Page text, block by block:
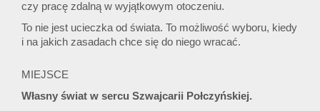
czy pracę zdalną w wyjątkowym otoczeniu.
To nie jest ucieczka od świata. To możliwość wyboru, kiedy
i na jakich zasadach chce się do niego wracać.
MIEJSCE
Własny świat w sercu Szwajcarii Połczyńskiej.